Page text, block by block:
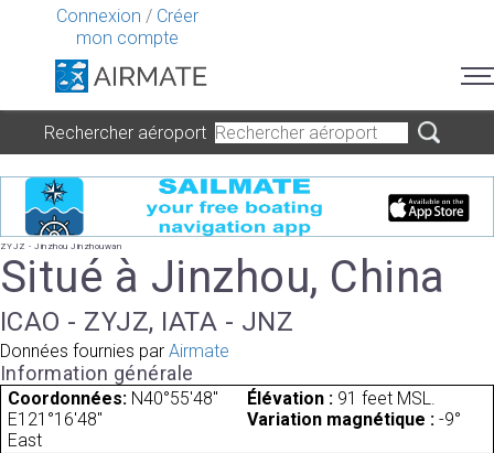
Connexion / Créer
mon compte
Rechercher aéroport
ZYJZ - Jinzhou Jinzhouwan
Situé à Jinzhou, China
ICAO - ZYJZ, IATA - JNZ
Données fournies par Airmate
Information générale
Coordonnées: N40°55'48"
E121°16'48"
Élévation : 91 feet MSL.
Variation magnétique : -9°
East